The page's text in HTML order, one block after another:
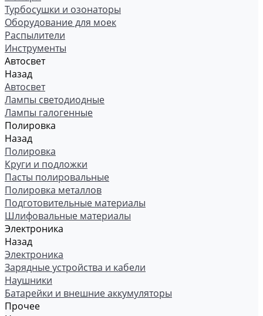
Турбосушки и озонаторы
Оборудование для моек
Распылители
Инструменты
Автосвет
Назад
Автосвет
Лампы светодиодные
Лампы галогенные
Полировка
Назад
Полировка
Круги и подложки
Пасты полировальные
Полировка металлов
Подготовительные материалы
Шлифовальные материалы
Электроника
Назад
Электроника
Зарядные устройства и кабели
Наушники
Батарейки и внешние аккумуляторы
Прочее